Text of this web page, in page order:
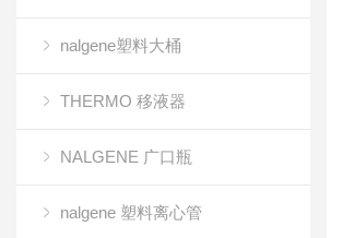
nalgene塑料大桶
THERMO 移液器
NALGENE 广口瓶
nalgene 塑料离心管